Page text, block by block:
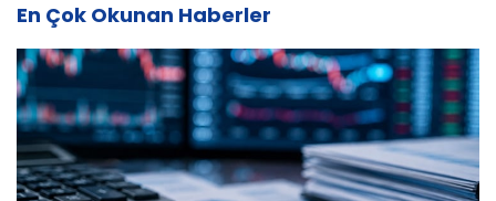
En Çok Okunan Haberler